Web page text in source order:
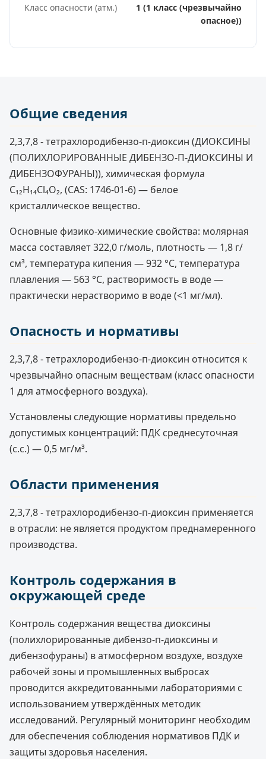
Класс опасности (атм.)
1 (1 класс (чрезвычайно
опасное))
Общие сведения
2,3,7,8 - тетрахлородибензо-п-диоксин (ДИОКСИНЫ
(ПОЛИХЛОРИРОВАННЫЕ ДИБЕНЗО-П-ДИОКСИНЫ И
ДИБЕНЗОФУРАНЫ)), химическая формула
C₁₂H₁₄Cl₄O₂, (CAS: 1746-01-6) — белое
кристаллическое вещество.
Основные физико-химические свойства: молярная
масса составляет 322,0 г/моль, плотность — 1,8 г/
см³, температура кипения — 932 °C, температура
плавления — 563 °C, растворимость в воде —
практически нерастворимо в воде (<1 мг/мл).
Опасность и нормативы
2,3,7,8 - тетрахлородибензо-п-диоксин относится к
чрезвычайно опасным веществам (класс опасности
1 для атмосферного воздуха).
Установлены следующие нормативы предельно
допустимых концентраций: ПДК среднесуточная
(с.с.) — 0,5 мг/м³.
Области применения
2,3,7,8 - тетрахлородибензо-п-диоксин применяется
в отрасли: не является продуктом преднамеренного
производства.
Контроль содержания в
окружающей среде
Контроль содержания вещества диоксины
(полихлорированные дибензо-п-диоксины и
дибензофураны) в атмосферном воздухе, воздухе
рабочей зоны и промышленных выбросах
проводится аккредитованными лабораториями с
использованием утверждённых методик
исследований. Регулярный мониторинг необходим
для обеспечения соблюдения нормативов ПДК и
защиты здоровья населения.